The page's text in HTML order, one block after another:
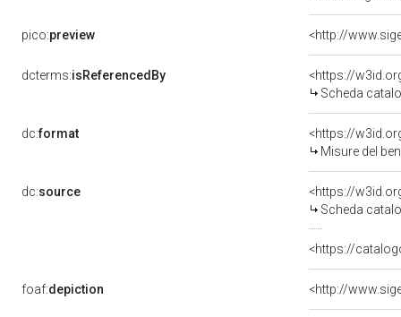
pico:preview
dcterms:isReferencedBy
<https://
Scheda
dc:format
<https://
Misure del
dc:source
<https://
Scheda
<https://
foaf:depiction